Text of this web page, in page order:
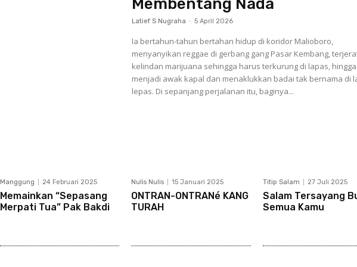
Membentang Nada
Latief S Nugraha - 5 April 2026
Ia bertahun-tahun bertahan hidup di koridor Malioboro,
menyanyikan reggae di gerbang gang Pasar Kembang,
kelindan marijuana sehingga harus terkurung di lapas, hingga
menjadi awak kapal dan menaklukkan badai tak bernama di
lepas. Di sepanjang perjalanan itu, baginya...
Manggung 24 Februari 2025
Memainkan “Sepasang
Merpati Tua” Pak Bakdi
Nulis Nulis 15 Januari 2025
ONTRAN-ONTRANé KANG
TURAH
Titip Salam 27 Juli 2025
Salam Tersayang
Semua Kamu